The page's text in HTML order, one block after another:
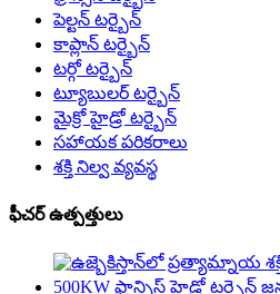
పెల్టన్ టర్బైన్
కాప్లాన్ టర్బైన్
టర్గో టర్బైన్
ట్యూబులర్ టర్బైన్
మైక్రో హైడ్రో టర్బైన్
సహాయక పరికరాలు
శక్తి నిల్వ వ్యవస్థ
ఫీచర్ ఉత్పత్తులు